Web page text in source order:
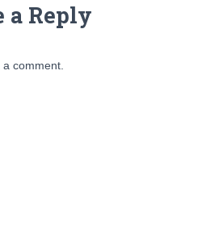
a Reply
comment.